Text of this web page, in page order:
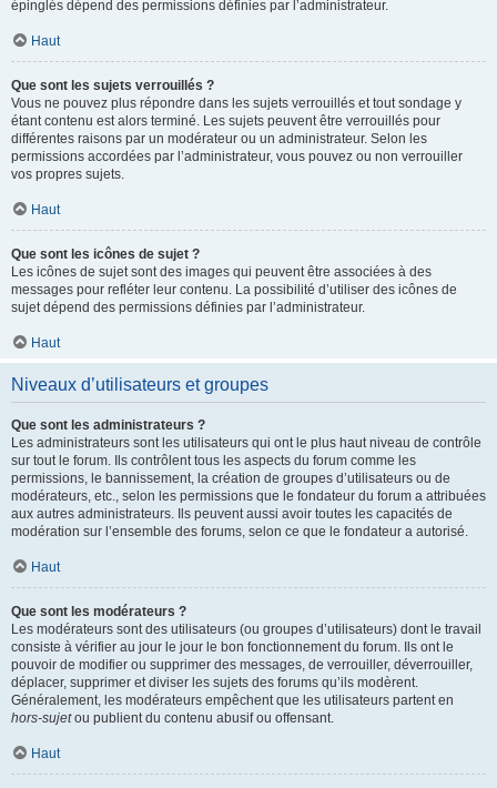
épinglés dépend des permissions définies par l’administrateur.
Haut
Que sont les sujets verrouillés ?
Vous ne pouvez plus répondre dans les sujets verrouillés et tout sondage y
étant contenu est alors terminé. Les sujets peuvent être verrouillés pour
différentes raisons par un modérateur ou un administrateur. Selon les
permissions accordées par l’administrateur, vous pouvez ou non verrouiller
vos propres sujets.
Haut
Que sont les icônes de sujet ?
Les icônes de sujet sont des images qui peuvent être associées à des
messages pour refléter leur contenu. La possibilité d’utiliser des icônes de
sujet dépend des permissions définies par l’administrateur.
Haut
Niveaux d’utilisateurs et groupes
Que sont les administrateurs ?
Les administrateurs sont les utilisateurs qui ont le plus haut niveau de contrôle
sur tout le forum. Ils contrôlent tous les aspects du forum comme les
permissions, le bannissement, la création de groupes d’utilisateurs ou de
modérateurs, etc., selon les permissions que le fondateur du forum a attribuées
aux autres administrateurs. Ils peuvent aussi avoir toutes les capacités de
modération sur l’ensemble des forums, selon ce que le fondateur a autorisé.
Haut
Que sont les modérateurs ?
Les modérateurs sont des utilisateurs (ou groupes d’utilisateurs) dont le travail
consiste à vérifier au jour le jour le bon fonctionnement du forum. Ils ont le
pouvoir de modifier ou supprimer des messages, de verrouiller, déverrouiller,
déplacer, supprimer et diviser les sujets des forums qu’ils modèrent.
Généralement, les modérateurs empêchent que les utilisateurs partent en
hors-sujetou publient du contenu abusif ou offensant.
Haut